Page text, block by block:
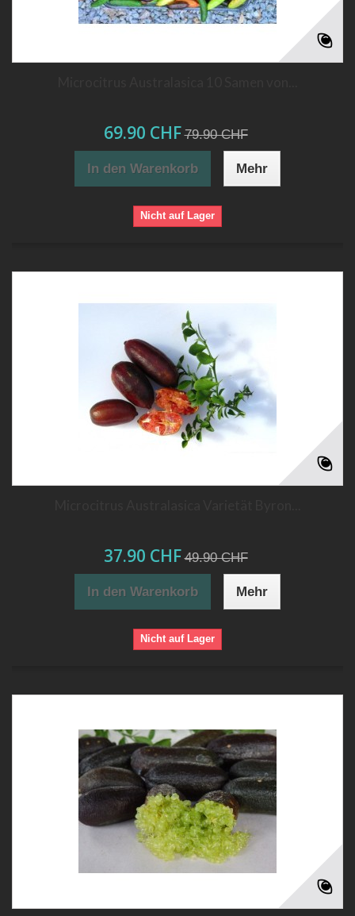
69.90 CHF 79.90 CHF
In den Warenkorb Mehr
Nicht auf Lager
37.90 CHF 49.90 CHF
In den Warenkorb Mehr
Nicht auf Lager